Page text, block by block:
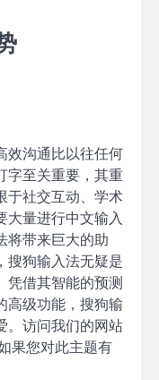
效沟通比以往任何
字至关重要，其重
于社交互动、学术
大量进行中文输入
将带来巨大的助
搜狗输入法无疑是
凭借其智能的预测
高级功能，搜狗输
。访问我们的网站
果您对此主题有